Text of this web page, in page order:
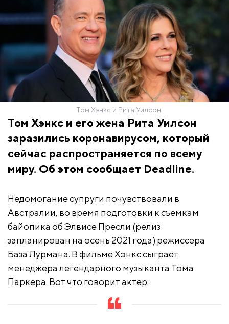
Том Хэнкс и Рита Уилсон
Том Хэнкс и его жена Рита Уилсон
заразились коронавирусом, который
сейчас распространяется по всему
миру. Об этом сообщает Deadline.
Недомогание супруги почувствовали в
Австралии, во время подготовки к съемкам
байопика об Элвисе Пресли (релиз
запланирован на осень 2021 года) режиссера
База Лурмана. В фильме Хэнкс сыграет
менеджера легендарного музыканта Тома
Паркера. Вот что говорит актер: